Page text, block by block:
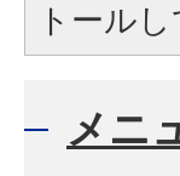
トール
メニ